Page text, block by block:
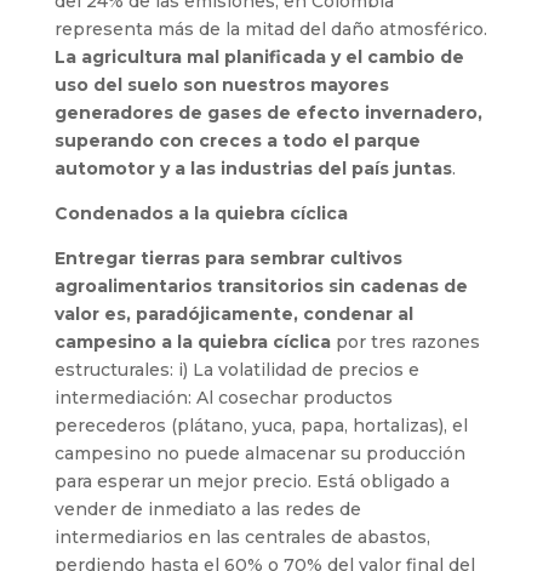
representa más de la mitad del daño atmosférico.
La agricultura mal planificada y el cambio de
uso del suelo son nuestros mayores
generadores de gases de efecto invernadero,
superando con creces a todo el parque
automotor y a las industrias del país juntas.
Condenados a la quiebra cíclica
Entregar tierras para sembrar cultivos
agroalimentarios transitorios sin cadenas de
valor es, paradójicamente, condenar al
campesino a la quiebra cíclicapor tres razones
estructurales: i) La volatilidad de precios e
intermediación: Al cosechar productos
perecederos (plátano, yuca, papa, hortalizas), el
campesino no puede almacenar su producción
para esperar un mejor precio. Está obligado a
vender de inmediato a las redes de
intermediarios en las centrales de abastos,
perdiendo hasta el 60% o 70% del valor final del